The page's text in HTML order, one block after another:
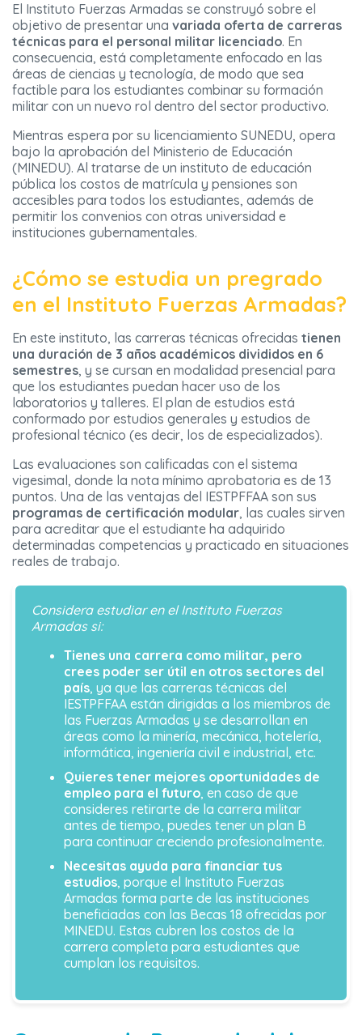
El Instituto Fuerzas Armadas se construyó sobre el
objetivo de presentar una variada oferta de carreras
técnicas para el personal militar licenciado. En
consecuencia, está completamente enfocado en las
áreas de ciencias y tecnología, de modo que sea
factible para los estudiantes combinar su formación
militar con un nuevo rol dentro del sector productivo.
Mientras espera por su licenciamiento SUNEDU, opera
bajo la aprobación del Ministerio de Educación
(MINEDU). Al tratarse de un instituto de educación
pública los costos de matrícula y pensiones son
accesibles para todos los estudiantes, además de
permitir los convenios con otras universidad e
instituciones gubernamentales.
¿Cómo se estudia un pregrado
en el Instituto Fuerzas Armadas?
En este instituto, las carreras técnicas ofrecidas tienen
una duración de 3 años académicos divididos en 6
semestres, y se cursan en modalidad presencial para
que los estudiantes puedan hacer uso de los
laboratorios y talleres. El plan de estudios está
conformado por estudios generales y estudios de
profesional técnico (es decir, los de especializados).
Las evaluaciones son calificadas con el sistema
vigesimal, donde la nota mínimo aprobatoria es de 13
puntos. Una de las ventajas del IESTPFFAA son sus
programas de certificación modular, las cuales sirven
para acreditar que el estudiante ha adquirido
determinadas competencias y practicado en situaciones
reales de trabajo.
Considera estudiar en el Instituto Fuerzas
Armadas si:
Tienes una carrera como militar, pero
crees poder ser útil en otros sectores del
país, ya que las carreras técnicas del
IESTPFFAA están dirigidas a los miembros de
las Fuerzas Armadas y se desarrollan en
áreas como la minería, mecánica, hotelería,
informática, ingeniería civil e industrial, etc.
Quieres tener mejores oportunidades de
empleo para el futuro, en caso de que
consideres retirarte de la carrera militar
antes de tiempo, puedes tener un plan B
para continuar creciendo profesionalmente.
Necesitas ayuda para financiar tus
estudios, porque el Instituto Fuerzas
Armadas forma parte de las instituciones
beneficiadas con las Becas 18 ofrecidas por
MINEDU. Estas cubren los costos de la
carrera completa para estudiantes que
cumplan los requisitos.